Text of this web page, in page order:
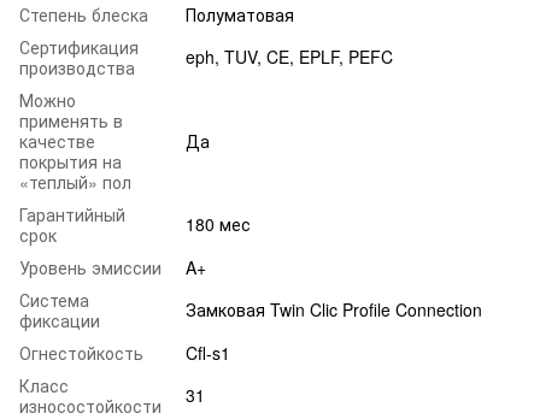
Степень блеска
Полуматовая
Сертификация
производства
eph, TUV, CE, EPLF, PEFC
Можно
применять в
качестве
покрытия на
«теплый» пол
Да
Гарантийный
срок
180 мес
Уровень эмиссии
A+
Система
фиксации
Замковая Twin Clic Profile Connection
Огнестойкость
Cfl-s1
Класс
износостойкости
31